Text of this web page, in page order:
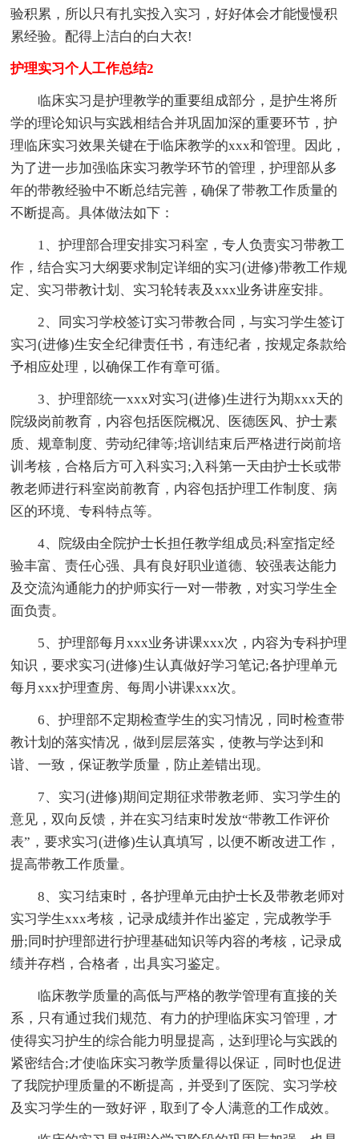
验积累，所以只有扎实投入实习，好好体会才能慢慢积
累经验。配得上洁白的白大衣!
护理实习个人工作总结2
临床实习是护理教学的重要组成部分，是护生将所
学的理论知识与实践相结合并巩固加深的重要环节，护
理临床实习效果关键在于临床教学的xxx和管理。因此，
为了进一步加强临床实习教学环节的管理，护理部从多
年的带教经验中不断总结完善，确保了带教工作质量的
不断提高。具体做法如下：
1、护理部合理安排实习科室，专人负责实习带教工
作，结合实习大纲要求制定详细的实习(进修)带教工作规
定、实习带教计划、实习轮转表及xxx业务讲座安排。
2、同实习学校签订实习带教合同，与实习学生签订
实习(进修)生安全纪律责任书，有违纪者，按规定条款给
予相应处理，以确保工作有章可循。
3、护理部统一xxx对实习(进修)生进行为期xxx天的
院级岗前教育，内容包括医院概况、医德医风、护士素
质、规章制度、劳动纪律等;培训结束后严格进行岗前培
训考核，合格后方可入科实习;入科第一天由护士长或带
教老师进行科室岗前教育，内容包括护理工作制度、病
区的环境、专科特点等。
4、院级由全院护士长担任教学组成员;科室指定经
验丰富、责任心强、具有良好职业道德、较强表达能力
及交流沟通能力的护师实行一对一带教，对实习学生全
面负责。
5、护理部每月xxx业务讲课xxx次，内容为专科护理
知识，要求实习(进修)生认真做好学习笔记;各护理单元
每月xxx护理查房、每周小讲课xxx次。
6、护理部不定期检查学生的实习情况，同时检查带
教计划的落实情况，做到层层落实，使教与学达到和
谐、一致，保证教学质量，防止差错出现。
7、实习(进修)期间定期征求带教老师、实习学生的
意见，双向反馈，并在实习结束时发放“带教工作评价
表”，要求实习(进修)生认真填写，以便不断改进工作，
提高带教工作质量。
8、实习结束时，各护理单元由护士长及带教老师对
实习学生xxx考核，记录成绩并作出鉴定，完成教学手
册;同时护理部进行护理基础知识等内容的考核，记录成
绩并存档，合格者，出具实习鉴定。
临床教学质量的高低与严格的教学管理有直接的关
系，只有通过我们规范、有力的护理临床实习管理，才
使得实习护生的综合能力明显提高，达到理论与实践的
紧密结合;才使临床实习教学质量得以保证，同时也促进
了我院护理质量的不断提高，并受到了医院、实习学校
及实习学生的一致好评，取到了令人满意的工作成效。